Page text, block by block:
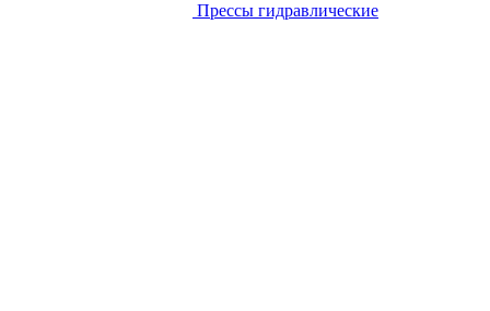
Прессы гидравлические